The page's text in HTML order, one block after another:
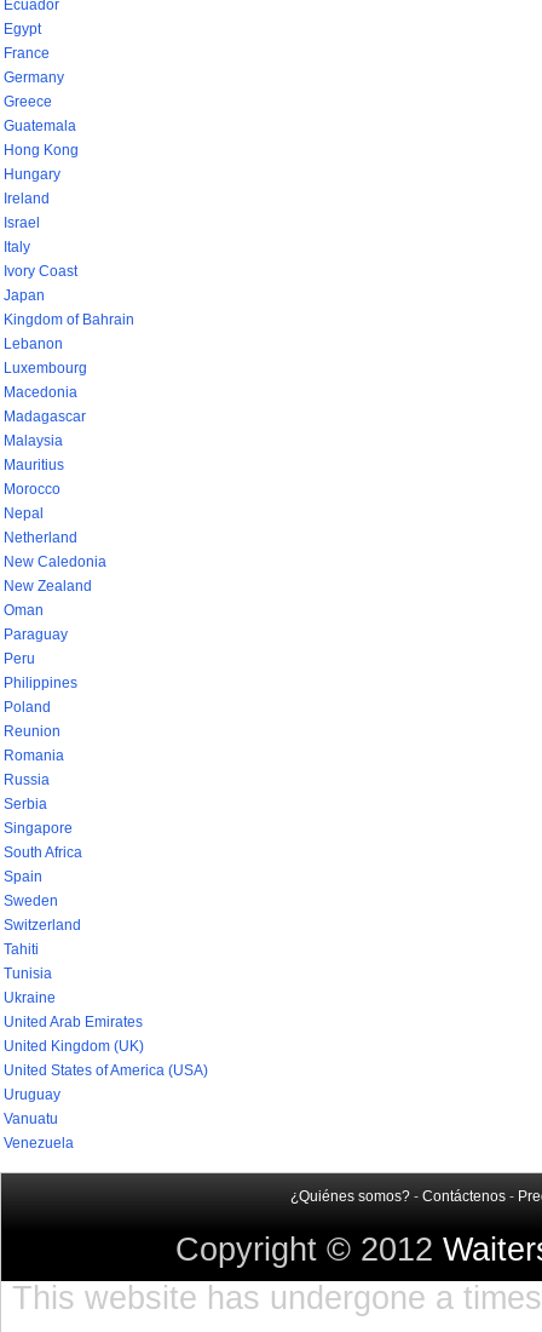
Ecuador
Egypt
France
Germany
Greece
Guatemala
Hong Kong
Hungary
Ireland
Israel
Italy
Ivory Coast
Japan
Kingdom of Bahrain
Lebanon
Luxembourg
Macedonia
Madagascar
Malaysia
Mauritius
Morocco
Nepal
Netherland
New Caledonia
New Zealand
Oman
Paraguay
Peru
Philippines
Poland
Reunion
Romania
Russia
Serbia
Singapore
South Africa
Spain
Sweden
Switzerland
Tahiti
Tunisia
Ukraine
United Arab Emirates
United Kingdom (UK)
United States of America (USA)
Uruguay
Vanuatu
Venezuela
¿Quiénes somos? - Contáctenos -
Copyright © 2012
This website has undergone a